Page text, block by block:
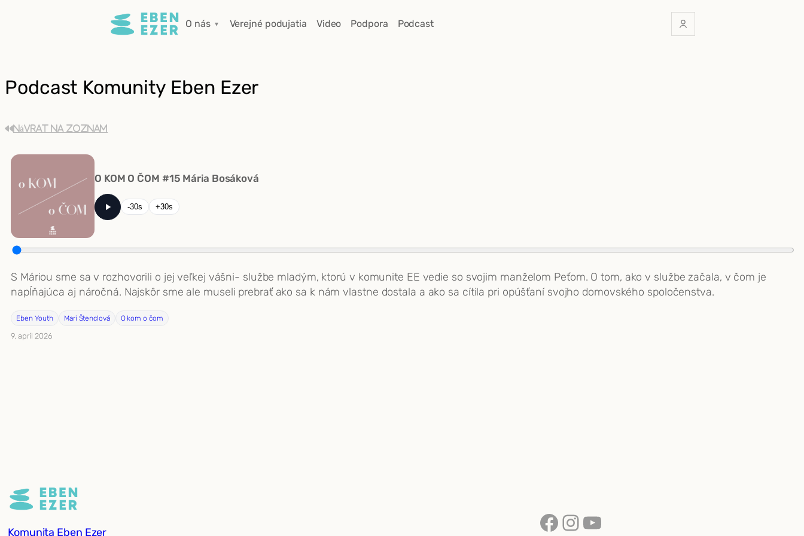
O nás Verejné podujatia Video Podpora Podcast
Podcast Komunity Eben Ezer
Návrat na zoznam
O KOM O ČOM #15 Mária Bosáková
-30s +30s
S Máriou sme sa v rozhovorili o jej veľkej vášni- službe mladým, ktorú v komunite EE vedie so svojim manželom Peťom. O tom, ako v službe začala, v čom je
napĺňajúca aj náročná. Najskôr sme ale museli prebrať ako sa k nám vlastne dostala a ako sa cítila pri opúšťaní svojho domovského spoločenstva.
Eben Youth Mari Štenclová O kom o čom
9. apríl 2026
Komunita Eben Ezer Facebook InstagramYouTube